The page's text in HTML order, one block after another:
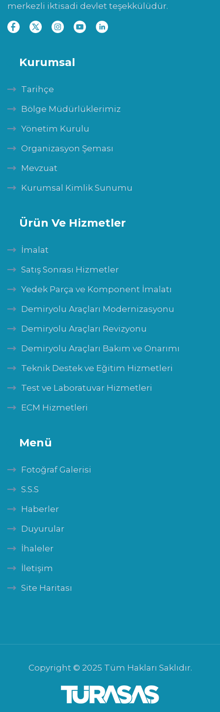
merkezli iktisadi devlet teşekkülüdür.
Kurumsal
Tarihçe
Bölge Müdürlüklerimiz
Yönetim Kurulu
Organizasyon Şeması
Mevzuat
Kurumsal Kimlik Sunumu
Ürün Ve Hizmetler
İmalat
Satış Sonrası Hizmetler
Yedek Parça ve Komponent İmalatı
Demiryolu Araçları Modernizasyonu
Demiryolu Araçları Revizyonu
Demiryolu Araçları Bakım ve Onarımı
Teknik Destek ve Eğitim Hizmetleri
Test ve Laboratuvar Hizmetleri
ECM Hizmetleri
Menü
Fotoğraf Galerisi
S.S.S
Haberler
Duyurular
İhaleler
İletişim
Site Haritası
Copyright © 2025 Tüm Hakları Saklıdır.